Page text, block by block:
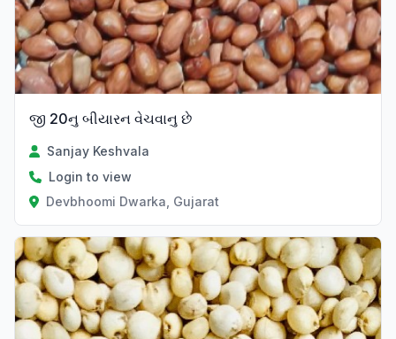
જી 20નુ બીયારન વેચવાનુ છે
Sanjay Keshvala
Login to view
Devbhoomi Dwarka, Gujarat